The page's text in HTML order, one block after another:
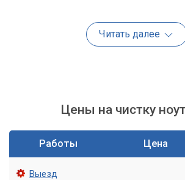
Игнорирование
может привести к
разница?
Для эффективной передачи тепла от
к радиатору используются специальные
Читать далее
Цены на чистку
Работы Цена
Выезд